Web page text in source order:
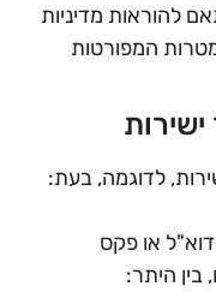
להוראות מדיניות
המפורטות
לדוגמה, בעת:
או פקס
בין היתר: